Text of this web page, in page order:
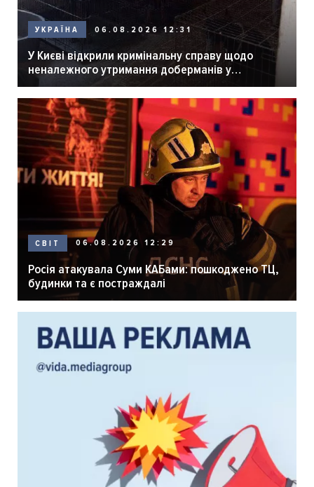
УКРАЇНА 06.08.2026 12:31
У Києві відкрили кримінальну справу щодо
неналежного утримання доберманів у
розпліднику
СВІТ 06.08.2026 12:29
Росія атакувала Суми КАБами: пошкоджено ТЦ,
будинки та є постраждалі